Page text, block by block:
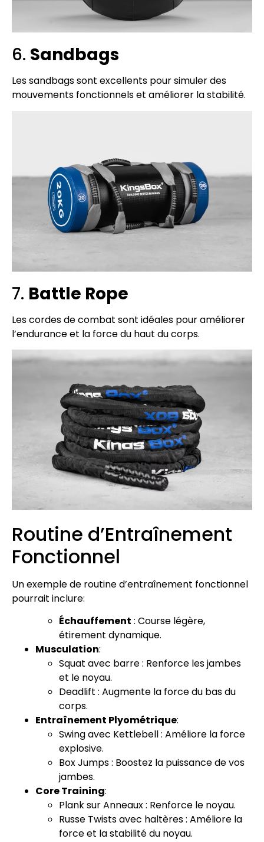
6. Sandbags
Les sandbags sont excellents pour simuler des
mouvements fonctionnels et améliorer la stabilité.
7. Battle Rope
Les cordes de combat sont idéales pour améliorer
l’endurance et la force du haut du corps.
Routine d’Entraînement
Fonctionnel
Un exemple de routine d’entraînement fonctionnel
pourrait inclure:
Échauffement : Course légère,
étirement dynamique.
Musculation:
Squat avec barre : Renforce les jambes
et le noyau.
Deadlift : Augmente la force du bas du
corps.
Entraînement Plyométrique:
Swing avec Kettlebell : Améliore la force
explosive.
Box Jumps : Boostez la puissance de vos
jambes.
Core Training:
Plank sur Anneaux : Renforce le noyau.
Russe Twists avec haltères : Améliore la
force et la stabilité du noyau.